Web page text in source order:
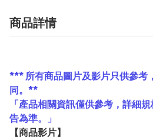
商品詳情
*** 所有商品圖片及影片只供參考
同。**
「產品相關資訊僅供參考，詳細
告為準。」
【商品影片】